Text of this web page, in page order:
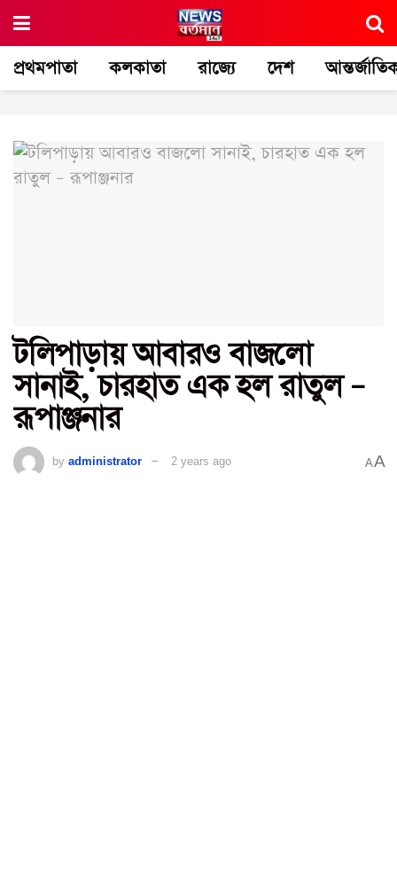
প্রথমপাতা কলকাতা রাজ্যে দেশ
টলিপাড়ায় আবারও বাজলো
সানাই, চারহাত এক হল রাতুল –
রূপাঞ্জনার
by administrator 2 years ago AA